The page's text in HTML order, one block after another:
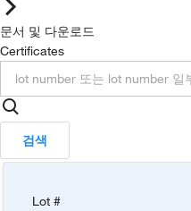
문서 및 다운로드
Certificates
검색
Lot #